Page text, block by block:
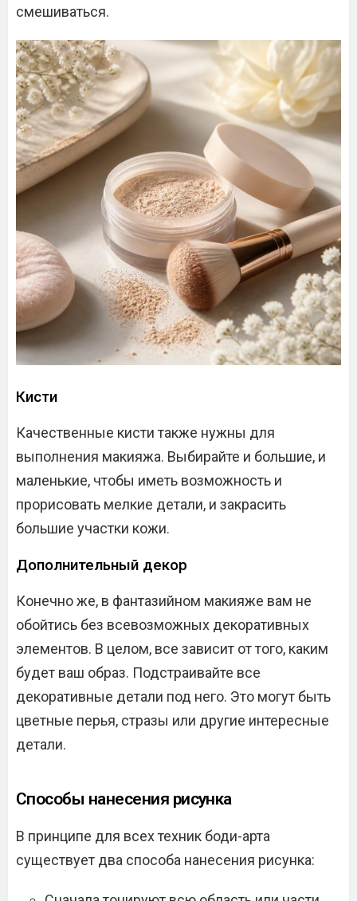
смешиваться.
Кисти
Качественные кисти также нужны для
выполнения макияжа. Выбирайте и большие, и
маленькие, чтобы иметь возможность и
прорисовать мелкие детали, и закрасить
большие участки кожи.
Дополнительный декор
Конечно же, в фантазийном макияже вам не
обойтись без всевозможных декоративных
элементов. В целом, все зависит от того, каким
будет ваш образ. Подстраивайте все
декоративные детали под него. Это могут быть
цветные перья, стразы или другие интересные
детали.
Способы нанесения рисунка
В принципе для всех техник боди-арта
существует два способа нанесения рисунка: